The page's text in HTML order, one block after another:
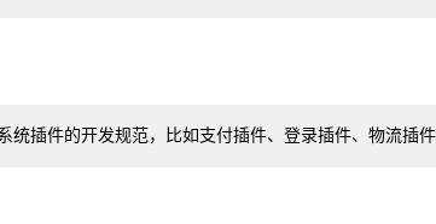
统插件的开发规范，比如支付插件、登录插件、物流插件